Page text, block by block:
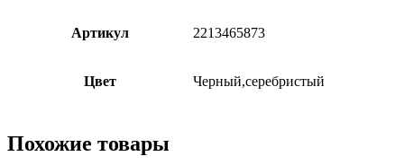
Артикул 2213465873
Цвет Черный,серебристый
Похожие товары